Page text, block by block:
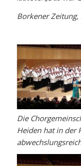
Borkener
Die
Heiden hat in der